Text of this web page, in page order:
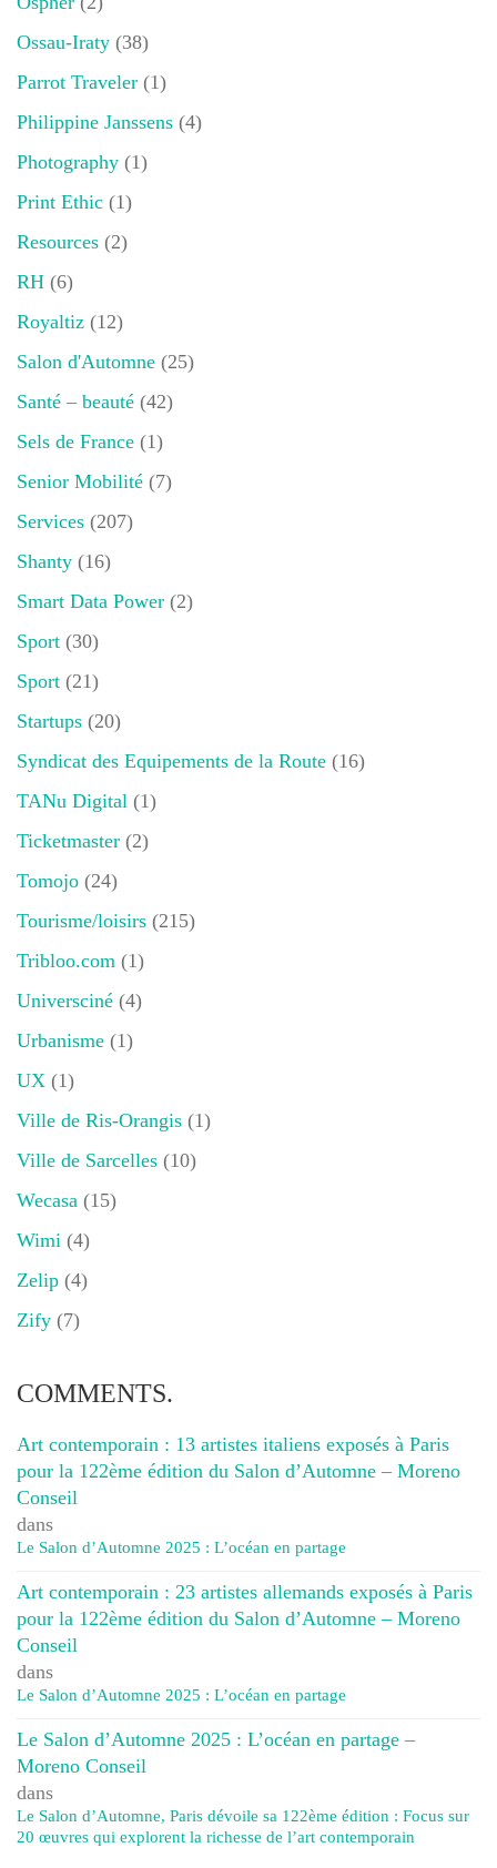
Ossau-Iraty (38)
Parrot Traveler (1)
Philippine Janssens (4)
Photography (1)
Print Ethic (1)
Resources (2)
RH (6)
Royaltiz (12)
Salon d'Automne (25)
Santé – beauté (42)
Sels de France (1)
Senior Mobilité (7)
Services (207)
Shanty (16)
Smart Data Power (2)
Sport (30)
Sport (21)
Startups (20)
Syndicat des Equipements de la Route (16)
TANu Digital (1)
Ticketmaster (2)
Tomojo (24)
Tourisme/loisirs (215)
Tribloo.com (1)
Universciné (4)
Urbanisme (1)
UX (1)
Ville de Ris-Orangis (1)
Ville de Sarcelles (10)
Wecasa (15)
Wimi (4)
Zelip (4)
Zify (7)
COMMENTS.
Art contemporain : 13 artistes italiens exposés à Paris
pour la 122ème édition du Salon d’Automne – Moreno
Conseil
dans
Le Salon d’Automne 2025 : L’océan en partage
Art contemporain : 23 artistes allemands exposés à Paris
pour la 122ème édition du Salon d’Automne – Moreno
Conseil
dans
Le Salon d’Automne 2025 : L’océan en partage
Le Salon d’Automne 2025 : L’océan en partage –
Moreno Conseil
dans
Le Salon d’Automne, Paris dévoile sa 122ème édition : Focus sur
20 œuvres qui explorent la richesse de l’art contemporain